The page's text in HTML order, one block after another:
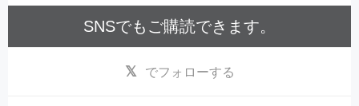
SNSでもご購読できます。
でフォローする